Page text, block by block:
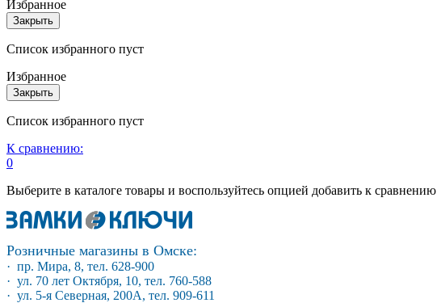
Избранное
Закрыть
Список избранного пуст
Избранное
Закрыть
Список избранного пуст
К сравнению:
0
Выберите в каталоге товары и воспользуйтесь опцией добавить к сравнению
Розничные магазины в Омске:
· пр. Мира, 8, тел. 628-900
· ул. 70 лет Октября, 10, тел. 760-588
· ул. 5-я Северная, 200А, тел. 909-611